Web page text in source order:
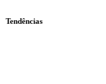
Tendências